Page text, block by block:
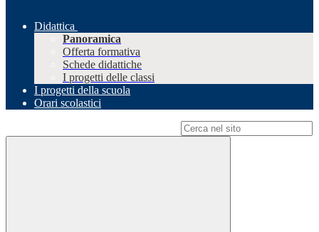
Didattica
Panoramica
Offerta formativa
Schede didattiche
I progetti delle classi
I progetti della scuola
Orari scolastici